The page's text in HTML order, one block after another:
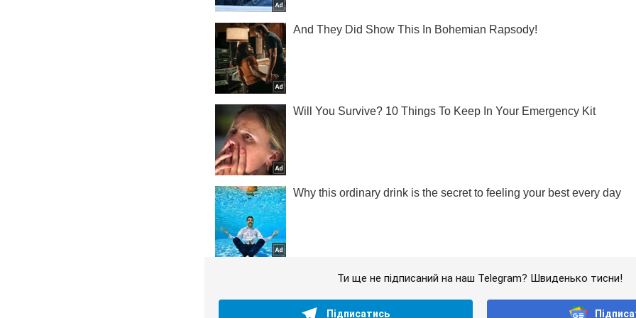
Ти ще не підписаний на наш Telegram? Швиденько тисни!
Підписатись